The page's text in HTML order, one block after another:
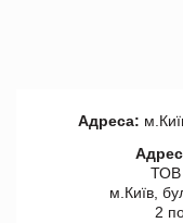
Адреса:
ТОВ
м.Київ,
2